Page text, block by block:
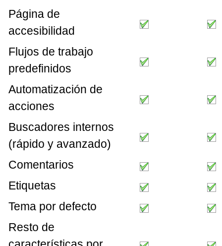
Página de
accesibilidad
Flujos de trabajo
predefinidos
Automatización de
acciones
Buscadores internos
(rápido y avanzado)
Comentarios
Etiquetas
Tema por defecto
Resto de